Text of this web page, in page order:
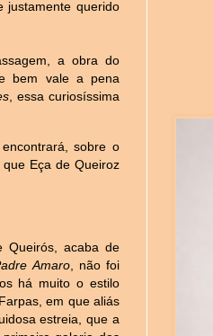
justamente querido
a obra do
bem vale a pena
, essa curiosíssima
sobre o
Eça de Queiroz
Queirós, acaba de
Amaro, não foi
há muito o estilo
em que aliás
estreia, que a